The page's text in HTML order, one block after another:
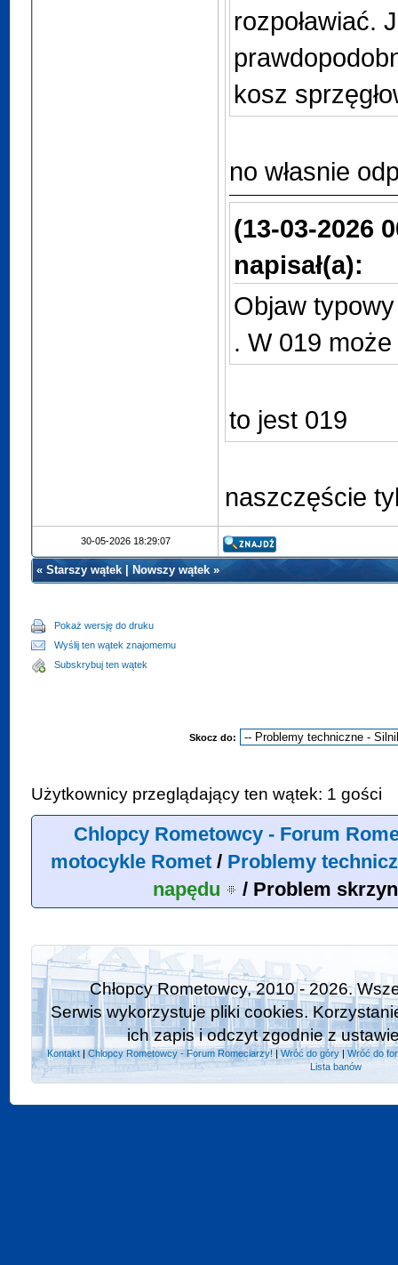
rozpoławiać.
kosz
no własnie
(13-03-2026
napisał(a):
Objaw
. W 019
to jest 019
naszczęście
30-05-2026 18:29:07
«Starszy wątek |Nowszy wątek »
Pokaż wersję do druku
Wyślij ten wątek znajomemu
Subskrybuj ten wątek
Skocz do:
Użytkownicy przeglądający ten wątek: 1 gości
Chlopcy Rometowcy - Forum
motocykle Romet/ Problemy
napędu
/ Problem
Chłopcy Rometowcy, 2010 - 2026.
Serwis wykorzystuje pliki cookies.
ich zapis i odczyt zgodnie z
Kontakt|Chlopcy Rometowcy - Forum Romeciarzy! |Wróć do góry| Wróć do
Lista banów